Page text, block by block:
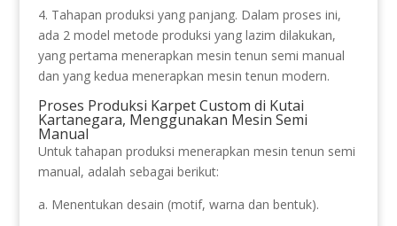
4. Tahapan produksi yang panjang. Dalam proses ini,
ada 2 model metode produksi yang lazim dilakukan,
yang pertama menerapkan mesin tenun semi manual
dan yang kedua menerapkan mesin tenun modern.
Proses Produksi Karpet Custom di Kutai
Kartanegara, Menggunakan Mesin Semi
Manual
Untuk tahapan produksi menerapkan mesin tenun semi
manual, adalah sebagai berikut:
a. Menentukan desain (motif, warna dan bentuk).